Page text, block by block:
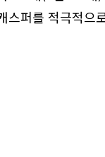
스퍼를 적극적으